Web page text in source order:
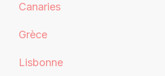
Canaries
Grèce
Lisbonne